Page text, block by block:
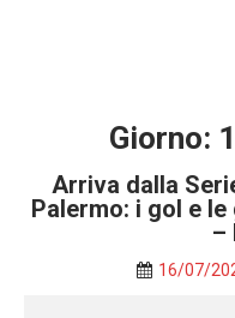
Giorno:
Arriva dalla
Palermo: i gol e
–
16/07/